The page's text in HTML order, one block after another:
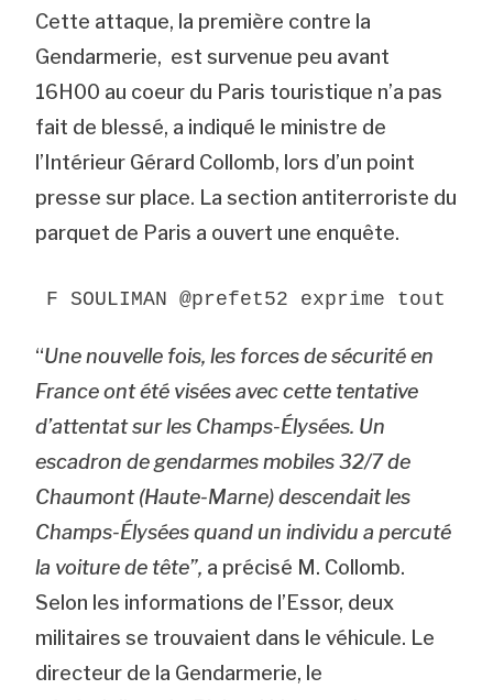
Cette attaque, la première contre la
Gendarmerie, est survenue peu avant
16H00 au coeur du Paris touristique n’a pas
fait de blessé, a indiqué le ministre de
l’Intérieur Gérard Collomb, lors d’un point
presse sur place. La section antiterroriste du
parquet de Paris a ouvert une enquête.
F SOULIMAN @prefet52 exprime tout
“Une nouvelle fois, les forces de sécurité en
France ont été visées avec cette tentative
d’attentat sur les Champs-Élysées. Un
escadron de gendarmes mobiles 32/7 de
Chaumont (Haute-Marne) descendait les
Champs-Élysées quand un individu a percuté
la voiture de tête”, a précisé M. Collomb.
Selon les informations de l’Essor, deux
militaires se trouvaient dans le véhicule. Le
directeur de la Gendarmerie, le